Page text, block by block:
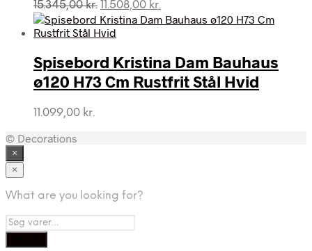
15.345,00kr. Den
oprindelige
pris
15.345,00 kr..
11.508,00 kr.
aktuelle
11.508,00 kr..
Spisebord Kristina Dam Bauhaus
ø120 H73 Cm Rustfrit Stål Hvid
11.099,00 kr.
© Decorations
×
×
What are you looking for?